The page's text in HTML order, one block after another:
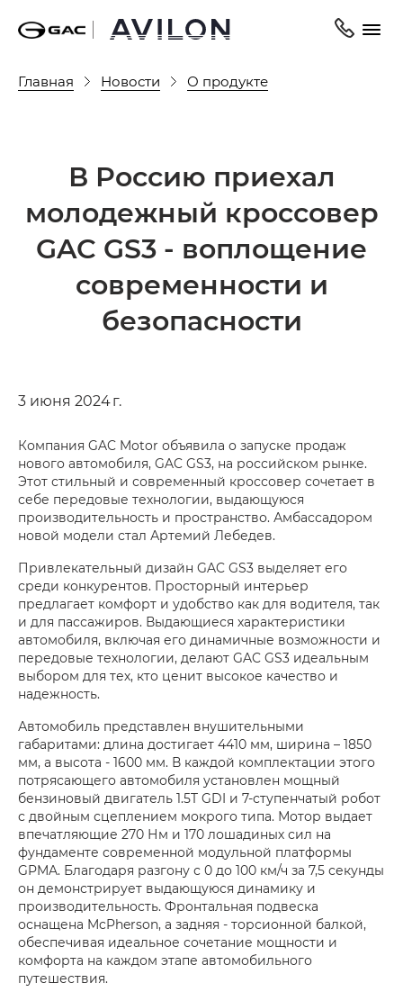
Главная Новости О продукте
В Россию приехал
молодежный кроссовер
GAC GS3 - воплощение
современности и
безопасности
3 июня 2024 г.
Компания GAC Motor объявила о запуске продаж
нового автомобиля, GAC GS3, на российском рынке.
Этот стильный и современный кроссовер сочетает в
себе передовые технологии, выдающуюся
производительность и пространство. Амбассадором
новой модели стал Артемий Лебедев.
Привлекательный дизайн GAC GS3 выделяет его
среди конкурентов. Просторный интерьер
предлагает комфорт и удобство как для водителя, так
и для пассажиров. Выдающиеся характеристики
автомобиля, включая его динамичные возможности и
передовые технологии, делают GAC GS3 идеальным
выбором для тех, кто ценит высокое качество и
надежность.
Автомобиль представлен внушительными
габаритами: длина достигает 4410 мм, ширина – 1850
мм, а высота - 1600 мм. В каждой комплектации этого
потрясающего автомобиля установлен мощный
бензиновый двигатель 1.5T GDI и 7-ступенчатый робот
с двойным сцеплением мокрого типа. Мотор выдает
впечатляющие 270 Нм и 170 лошадиных сил на
фундаменте современной модульной платформы
GPMA. Благодаря разгону с 0 до 100 км/ч за 7,5 секунды
он демонстрирует выдающуюся динамику и
производительность. Фронтальная подвеска
оснащена McPherson, а задняя - торсионной балкой,
обеспечивая идеальное сочетание мощности и
комфорта на каждом этапе автомобильного
путешествия.